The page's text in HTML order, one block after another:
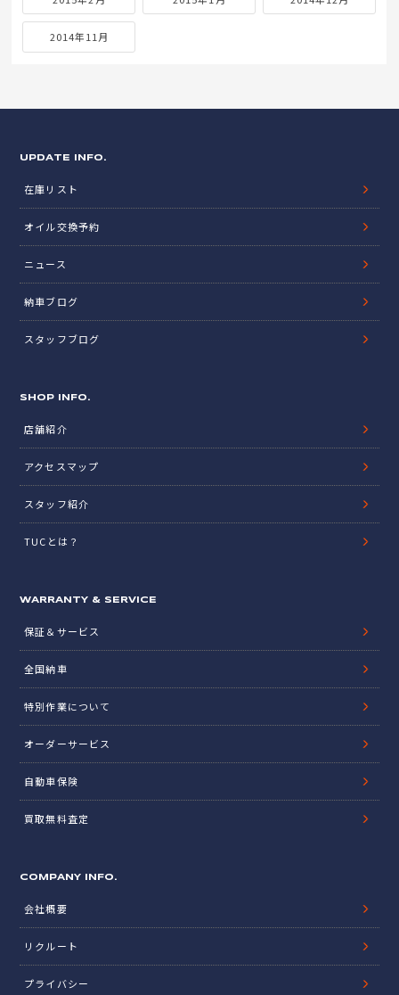
2014年11月
UPDATE INFO.
在庫リスト
オイル交換予約
ニュース
納車ブログ
スタッフブログ
SHOP INFO.
店舗紹介
アクセスマップ
スタッフ紹介
TUCとは？
WARRANTY & SERVICE
保証＆サービス
全国納車
特別作業について
オーダーサービス
自動車保険
買取無料査定
COMPANY INFO.
会社概要
リクルート
プライバシー